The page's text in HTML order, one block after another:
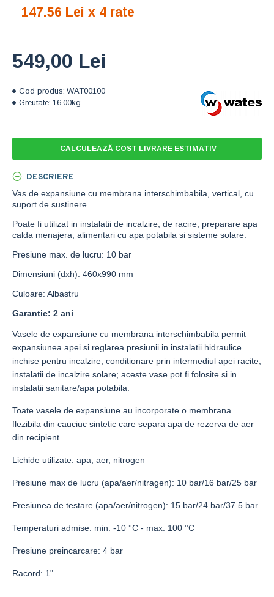
Cod produs: WAT00100
Greutate: 16.00kg
549,00 Lei
147.56 Lei x 4 rate
CALCULEAZĂ COST LIVRARE ESTIMATIV
DESCRIERE
Vas de expansiune cu membrana interschimbabila, vertical, cu
suport de sustinere.
Poate fi utilizat in instalatii de incalzire, de racire, preparare apa
calda menajera, alimentari cu apa potabila si sisteme solare.
Presiune max. de lucru: 10 bar
Dimensiuni (dxh): 460x990 mm
Culoare: Albastru
Garantie: 2 ani
Vasele de expansiune cu membrana interschimbabila permit
expansiunea apei si reglarea presiunii in instalatii hidraulice
inchise pentru incalzire, conditionare prin intermediul apei racite,
instalatii de incalzire solare; aceste vase pot fi folosite si in
instalatii sanitare/apa potabila.
Toate vasele de expansiune au incorporate o membrana
flezibila din cauciuc sintetic care separa apa de rezerva de aer
din recipient.
Lichide utilizate: apa, aer, nitrogen
Presiune max de lucru (apa/aer/nitragen): 10 bar/16 bar/25 bar
Presiunea de testare (apa/aer/nitrogen): 15 bar/24 bar/37.5 bar
Temperaturi admise: min. -10 °C - max. 100 °C
Presiune preincarcare: 4 bar
Racord: 1"